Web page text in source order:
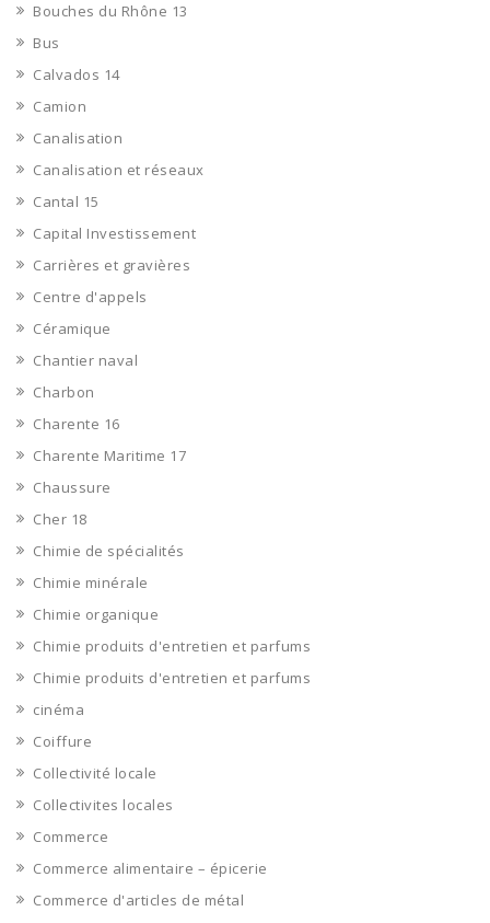
Bouches du Rhône 13
Bus
Calvados 14
Camion
Canalisation
Canalisation et réseaux
Cantal 15
Capital Investissement
Carrières et gravières
Centre d'appels
Céramique
Chantier naval
Charbon
Charente 16
Charente Maritime 17
Chaussure
Cher 18
Chimie de spécialités
Chimie minérale
Chimie organique
Chimie produits d'entretien et parfums
Chimie produits d'entretien et parfums
cinéma
Coiffure
Collectivité locale
Collectivites locales
Commerce
Commerce alimentaire – épicerie
Commerce d'articles de métal